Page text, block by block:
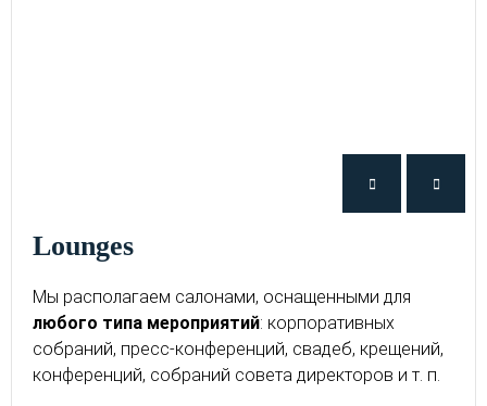
Lounges
Мы располагаем салонами, оснащенными для
любого типа мероприятий: корпоративных
собраний, пресс-конференций, свадеб, крещений,
конференций, собраний совета директоров и т. п.